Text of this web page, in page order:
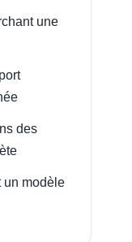
une
des
un modèle